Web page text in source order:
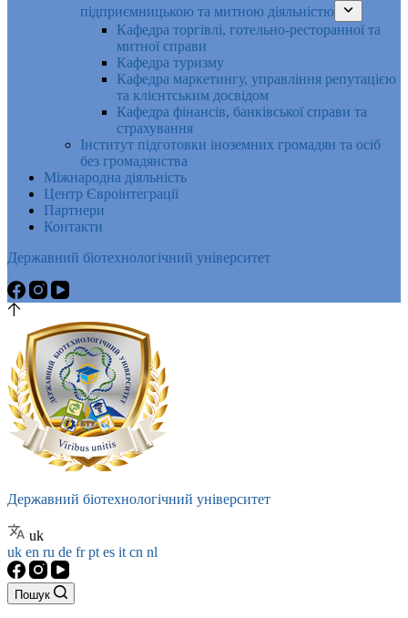
підприємницькою та митною діяльністю
Кафедра торгівлі, готельно-ресторанної та
митної справи
Кафедра туризму
Кафедра маркетингу, управління репутацією
та клієнтським досвідом
Кафедра фінансів, банківської справи та
страхування
Інститут підготовки іноземних громадян та осіб
без громадянства
Міжнародна діяльність
Центр Євроінтеграції
Партнери
Контакти
Державний біотехнологічний університет
Державний біотехнологічний університет
uk
uk en ru de frpt es it cn nl
Пошук